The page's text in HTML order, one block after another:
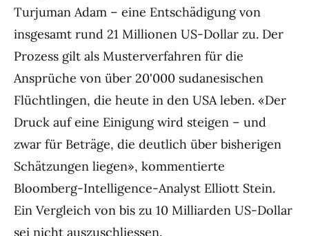
Turjuman Adam – eine Entschädigung von
insgesamt rund 21 Millionen US-Dollar zu. Der
Prozess gilt als Musterverfahren für die
Ansprüche von über 20'000 sudanesischen
Flüchtlingen, die heute in den USA leben. «Der
Druck auf eine Einigung wird steigen – und
zwar für Beträge, die deutlich über bisherigen
Schätzungen liegen», kommentierte
Bloomberg-Intelligence-Analyst Elliott Stein.
Ein Vergleich von bis zu 10 Milliarden US-Dollar
sei nicht auszuschliessen.